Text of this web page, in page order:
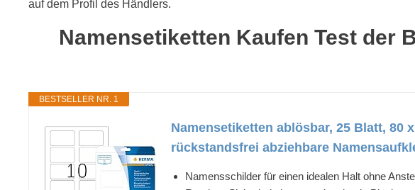
auf dem Profil des Händlers.
Namensetiketten Kaufen Test der
BESTSELLER NR. 1
Namensetiketten ablösbar, 25 Blatt, 80
rückstandsfrei abziehbare
Namensschilder für einen idealen Halt ohne